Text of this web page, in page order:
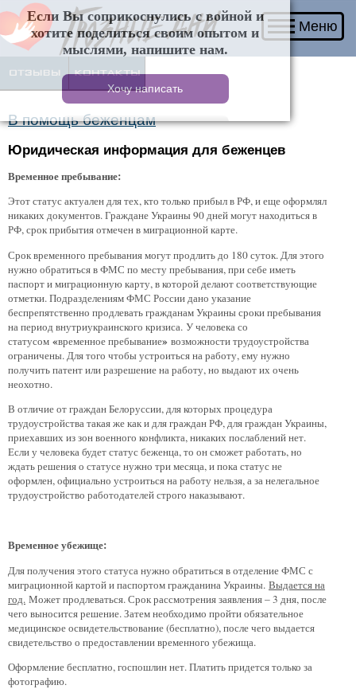
Если Вы соприкоснулись с войной и хотите
поделиться своим опытом и мыслями, напишите
нам.
Меню
В помощь беженцам
Юридическая информация для беженцев
Временное пребывание:
Этот статус актуален для тех, кто только прибыл в РФ, и еще оформлял
никаких документов. Граждане Украины 90 дней могут находиться в
РФ, срок прибытия отмечен в миграционной карте.
Срок временного пребывания могут продлить до 180 суток. Для этого
нужно обратиться в ФМС по месту пребывания, при себе иметь
паспорт и миграционную карту, в которой делают соответствующие
отметки. Подразделениям ФМС России дано указание
беспрепятственно продлевать гражданам Украины сроки пребывания
на период внутриукраинского кризиса. У человека со
статусом «временное пребывание» возможности трудоустройства
ограничены. Для того чтобы устроиться на работу, ему нужно
получить патент или разрешение на работу, но выдают их очень
неохотно.
В отличие от граждан Белоруссии, для которых процедура
трудоустройства такая же как и для граждан РФ, для граждан Украины,
приехавших из зон военного конфликта, никаких послаблений нет.
Если у человека будет статус беженца, то он сможет работать, но
ждать решения о статусе нужно три месяца, и пока статус не
оформлен, официально устроиться на работу нельзя, а за нелегальное
трудоустройство работодателей строго наказывают.
Временное убежище:
Для получения этого статуса нужно обратиться в отделение ФМС с
миграционной картой и паспортом гражданина Украины. Выдается на
год. Может продлеваться. Срок рассмотрения заявления – 3 дня, после
чего выносится решение. Затем необходимо пройти обязательное
медицинское освидетельствование (бесплатно), после чего выдается
свидетельство о предоставлении временного убежища.
Оформление бесплатно, госпошлин нет. Платить придется только за
фотографию.